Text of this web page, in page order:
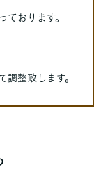
おります。
調整致します。